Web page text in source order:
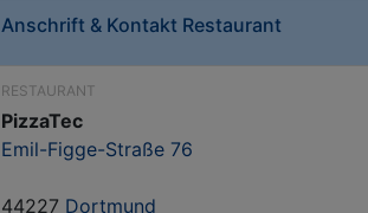
Anschrift & Kontakt Restaurant
RESTAURANT
PizzaTec
Emil-Figge-Straße 76
44227 Dortmund